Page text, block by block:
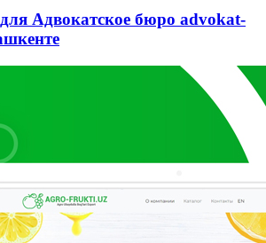
Адвокатское бюро advokat-